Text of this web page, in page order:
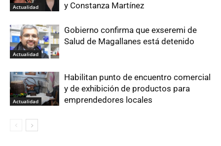
Actualidad
y Constanza Martínez
Actualidad
Gobierno confirma que exseremi de
Salud de Magallanes está detenido
Actualidad
Habilitan punto de encuentro comercial
y de exhibición de productos para
emprendedores locales